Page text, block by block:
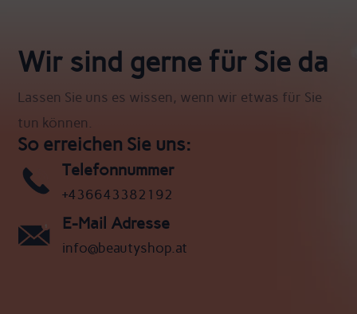
Wir sind gerne für Sie da
Lassen Sie uns es wissen, wenn wir etwas für Sie
tun können.
So erreichen Sie uns:
Telefonnummer
+436643382192
E-Mail Adresse
info@beautyshop.at